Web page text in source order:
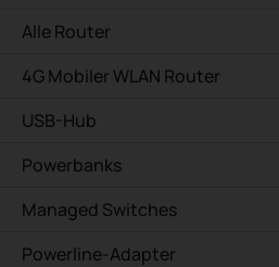
Alle Router
4G Mobiler WLAN Router
USB-Hub
Powerbanks
Managed Switches
Powerline-Adapter